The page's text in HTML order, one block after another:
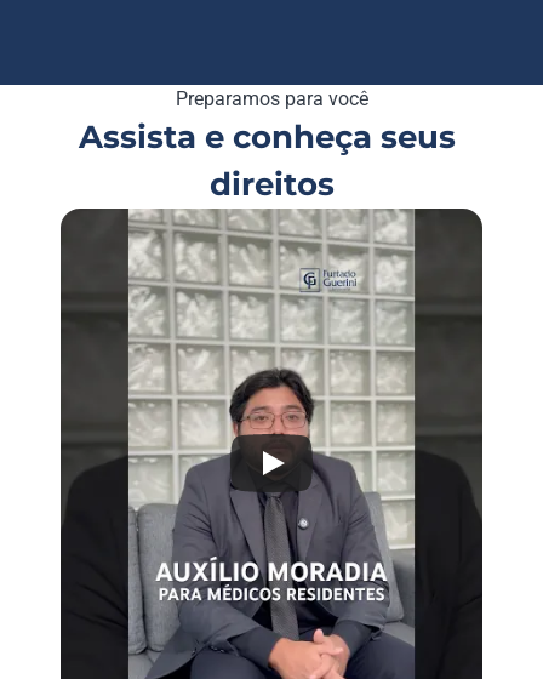
Preparamos para você
Assista e conheça seus
direitos